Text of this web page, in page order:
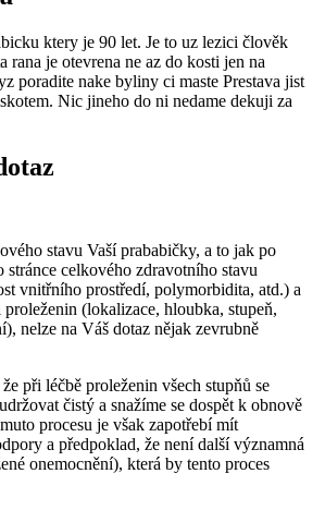
ktery je 90 let. Je to uz lezici člověk
rana je otevrena ne az do kosti jen na
poradite nake byliny ci maste Prestava jist
Nic jineho do ni nedame dekuji za
stavu Vaší prababičky, a to jak po
stránce celkového zdravotního stavu
vnitřního prostředí, polymorbidita, atd.) a
(lokalizace, hloubka, stupeň,
nelze na Váš dotaz nějak zevrubně
při léčbě proleženin všech stupňů se
čistý a snažíme se dospět k obnově
procesu je však zapotřebí mít
a předpoklad, že není další významná
onemocnění), která by tento proces